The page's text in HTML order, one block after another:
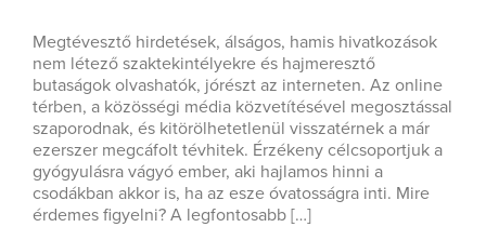
Megtévesztő hirdetések, álságos, hamis hivatkozások
nem létező szaktekintélyekre és hajmeresztő
butaságok olvashatók, jórészt az interneten. Az online
térben, a közösségi média közvetítésével megosztással
szaporodnak, és kitörölhetetlenül visszatérnek a már
ezerszer megcáfolt tévhitek. Érzékeny célcsoportjuk a
gyógyulásra vágyó ember, aki hajlamos hinni a
csodákban akkor is, ha az esze óvatosságra inti. Mire
érdemes figyelni? A legfontosabb […]